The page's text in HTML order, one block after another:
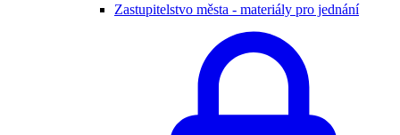
Zastupitelstvo města - materiály pro jednání